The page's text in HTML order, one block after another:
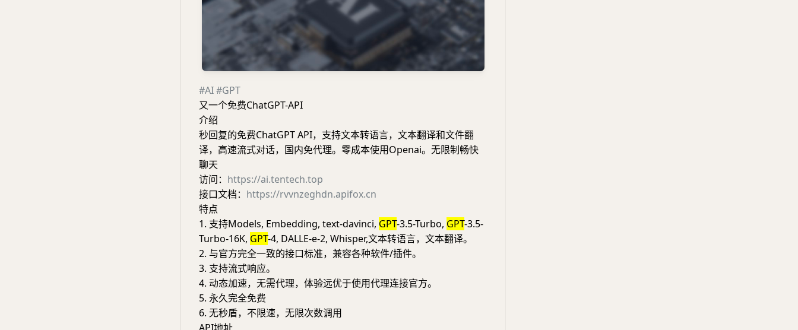
#AI#GPT
又一个免费ChatGPT-API
介绍
秒回复的免费ChatGPT API，支持文本转语言，文本翻译和文件翻
译，高速流式对话，国内免代理。零成本使用Openai。无限制畅快
聊天
访问： https://ai.tentech.top
接口文档： https://rvvnzeghdn.apifox.cn
特点
1. 支持Models, Embedding, text-davinci, GPT-3.5-Turbo, GPT-3.5-
Turbo-16K, GPT-4, DALLE-e-2, Whisper,文本转语言，文本翻译。
2. 与官方完全一致的接口标准，兼容各种软件/插件。
3. 支持流式响应。
4. 动态加速，无需代理，体验远优于使用代理连接官方。
5. 永久完全免费
6. 无秒盾，不限速，无限次数调用